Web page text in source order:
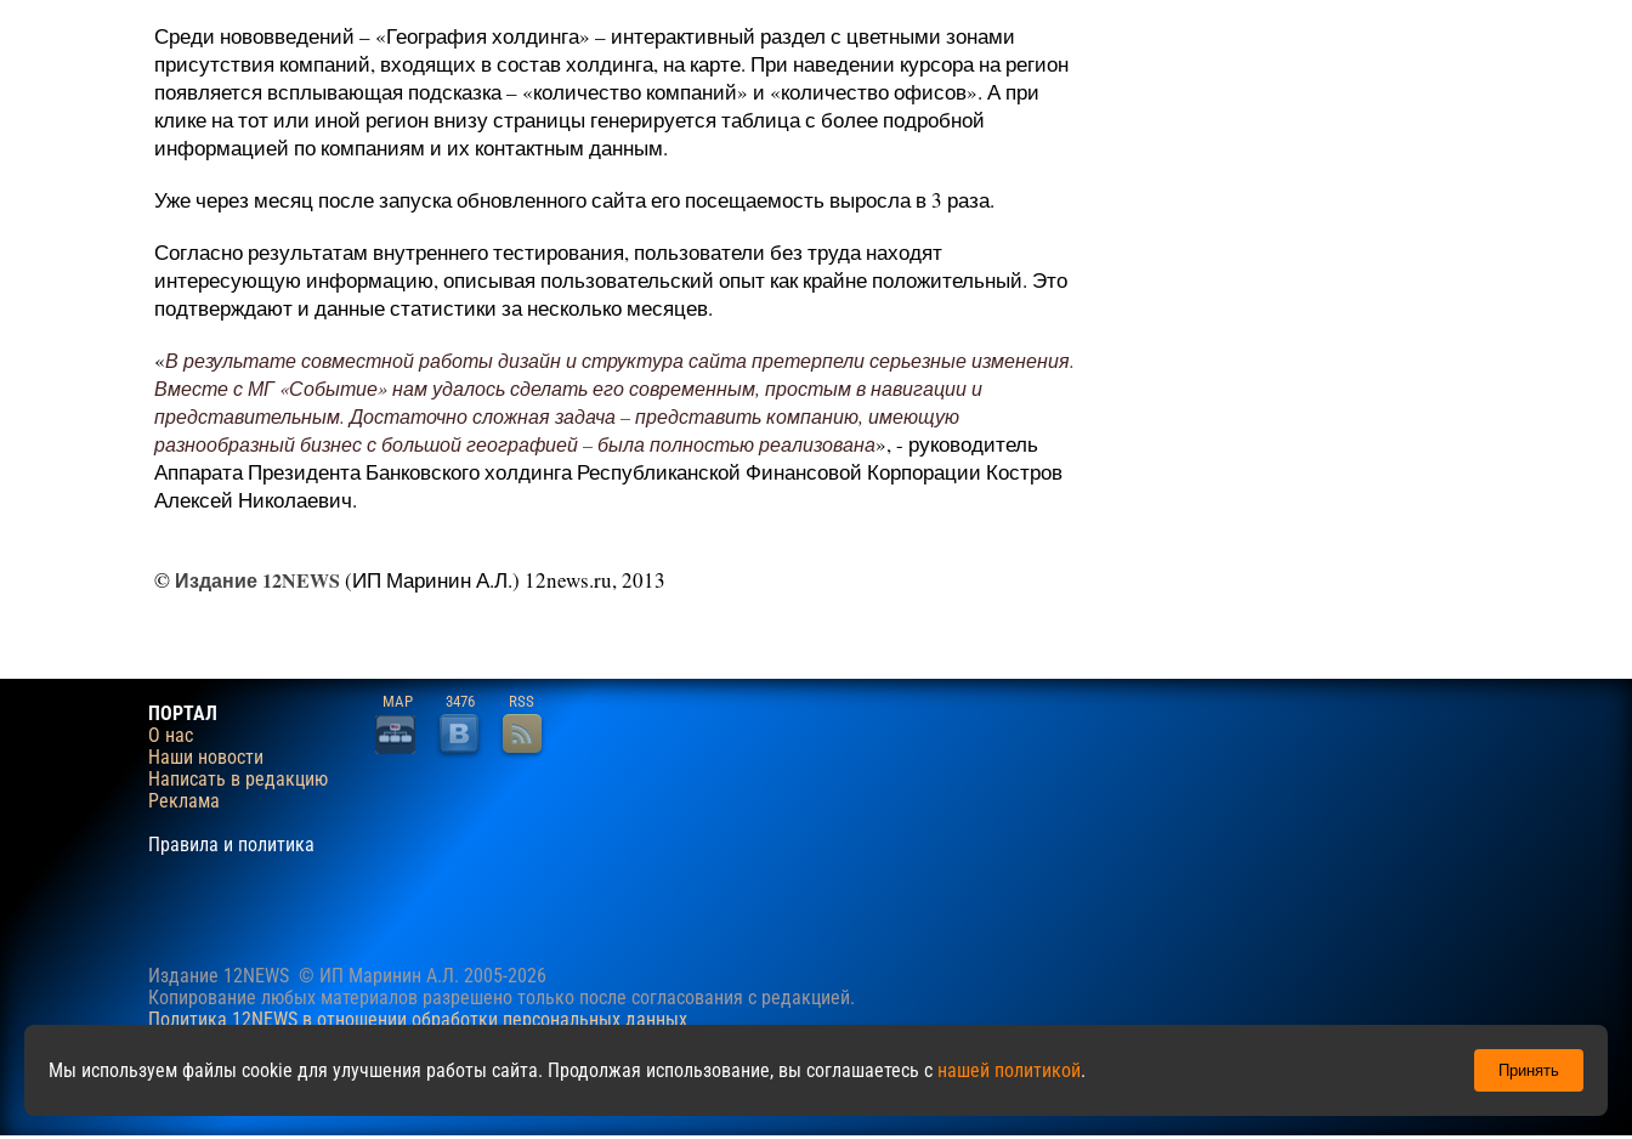
Среди нововведений – «География холдинга» – интерактивный раздел с цветными зонами
присутствия компаний, входящих в состав холдинга, на карте. При наведении курсора на регион
появляется всплывающая подсказка – «количество компаний» и «количество офисов». А при
клике на тот или иной регион внизу страницы генерируется таблица с более подробной
информацией по компаниям и их контактным данным.
Уже через месяц после запуска обновленного сайта его посещаемость выросла в 3 раза.
Согласно результатам внутреннего тестирования, пользователи без труда находят
интересующую информацию, описывая пользовательский опыт как крайне положительный. Это
подтверждают и данные статистики за несколько месяцев.
«В результате совместной работы дизайн и структура сайта претерпели серьезные изменения.
Вместе с МГ «Событие» нам удалось сделать его современным, простым в навигации и
представительным. Достаточно сложная задача – представить компанию, имеющую
разнообразный бизнес с большой географией – была полностью реализована», - руководитель
Аппарата Президента Банковского холдинга Республиканской Финансовой Корпорации Костров
Алексей Николаевич.
© Издание 12NEWS (ИП Маринин А.Л.) 12news.ru, 2013
ПОРТАЛ
О нас
Наши новости
Написать в редакцию
Реклама
Правила и политика
MAP 3476 RSS
Издание 12NEWS © ИП Маринин А.Л. 2005-2026
Копирование любых материалов разрешено только после согласования c редакцией.
Политика 12NEWS в отношении обработки персональных данных
в отношении
файлов cookie.
Мы используем файлы cookie для улучшения работы сайта. Продолжая использование, вы соглашаетесь с нашей политикой. Принять